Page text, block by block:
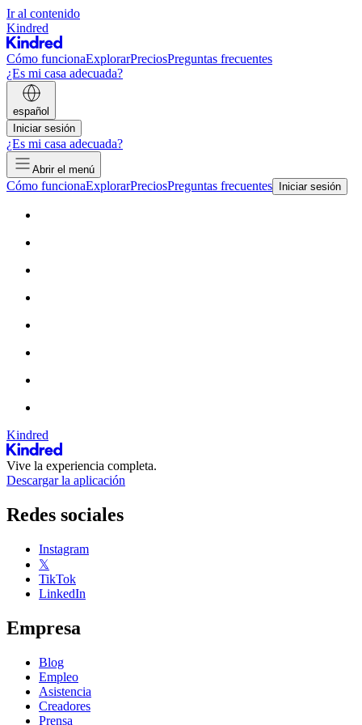
Ir al contenido
Kindred
Cómo funcionaExplorarPreciosPreguntas frecuentes
¿Es mi casa adecuada?
español
Iniciar sesión
¿Es mi casa adecuada?
Abrir el menú
Cómo funcionaExplorarPreciosPreguntas frecuentes Iniciar sesión
Kindred
Vive la experiencia completa.
Descargar la aplicación
Redes sociales
Instagram
𝕏
TikTok
LinkedIn
Empresa
Blog
Empleo
Asistencia
Creadores
Prensa